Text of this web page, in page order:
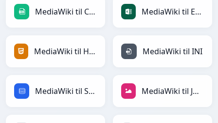
MediaWiki til CSV MediaWiki til Excel
MediaWiki til HTML MediaWiki til INI
MediaWiki til SQL MediaWiki til JPEG